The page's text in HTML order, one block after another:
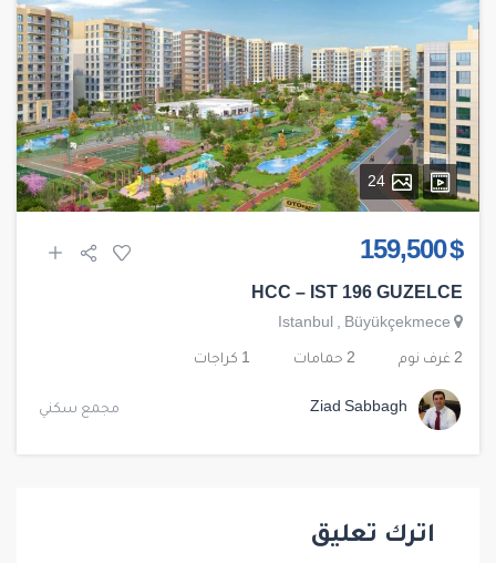
24
$ 159,500
HCC – IST 196 GUZELCE
Istanbul , Büyükçekmece
2 غرف نوم 2 حمامات 1 كراجات
Ziad Sabbagh مجمع سكني
اترك تعليق